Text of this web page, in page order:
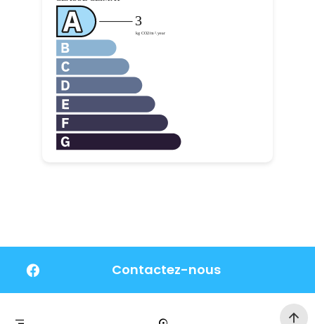
Contactez-nous